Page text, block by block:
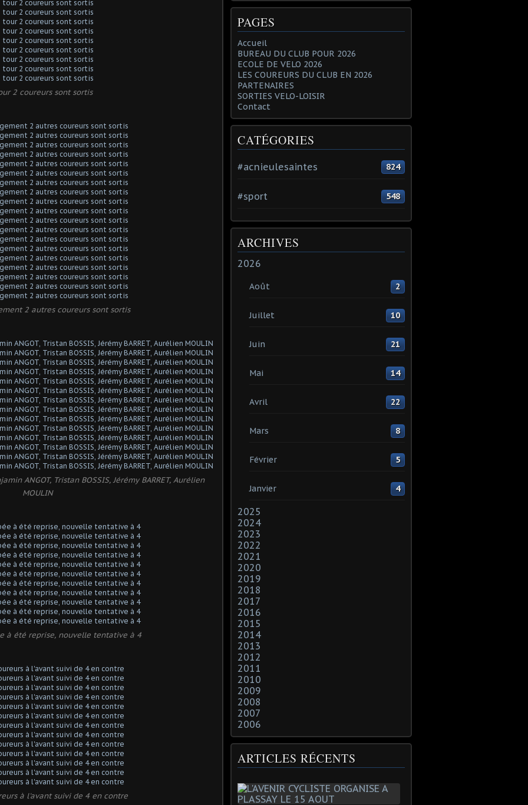
2 coureurs sont sortis
2 autres coureurs sont sortis
ANGOT, Tristan BOSSIS, Jérémy BARRET, Aurélien
MOULIN
à été reprise, nouvelle tentative à 4
à l'avant suivi de 4 en contre
PAGES
Accueil
BUREAU DU CLUB POUR 2026
ECOLE DE VELO 2026
LES COUREURS DU CLUB EN 2026
PARTENAIRES
SORTIES VELO-LOISIR
Contact
CATÉGORIES
#acnieulesaintes 824
#sport 548
ARCHIVES
2026
Août 2
Juillet 10
Juin 21
Mai 14
Avril 22
Mars 8
Février 5
Janvier 4
2025
2024
2023
2022
2021
2020
2019
2018
2017
2016
2015
2014
2013
2012
2011
2010
2009
2008
2007
2006
ARTICLES RÉCENTS